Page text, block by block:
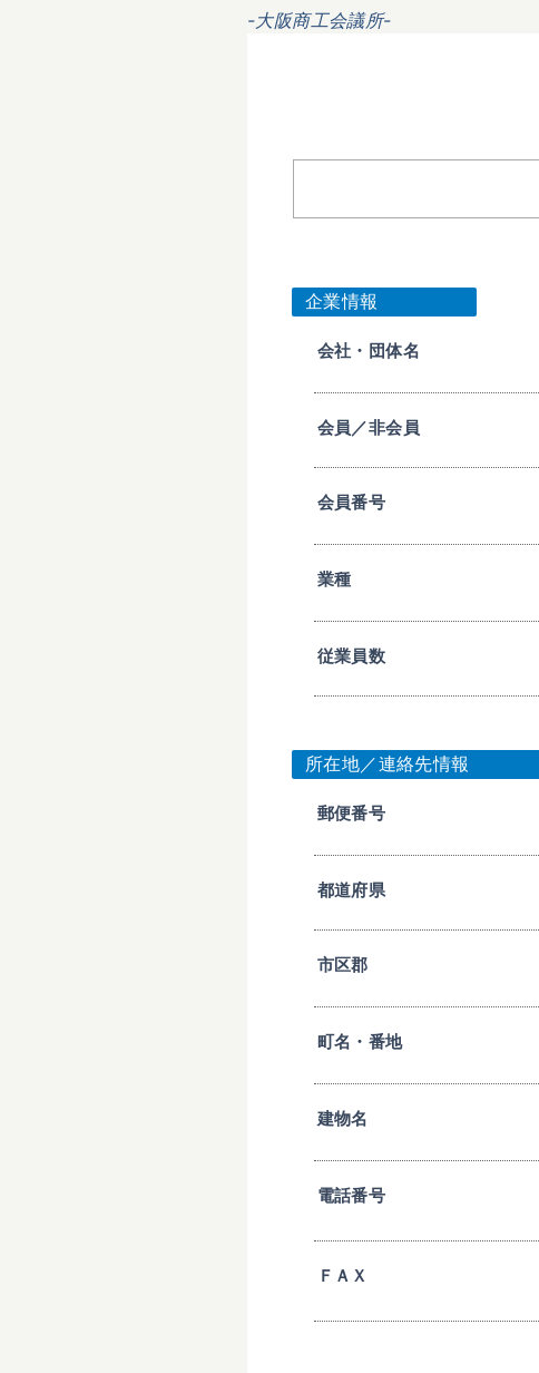
-大阪商工会議所-
企業情報
会社・団体名
会員／非会員
会員番号
業種
従業員数
所在地／連絡先情報
郵便番号
都道府県
市区郡
町名・番地
建物名
電話番号
ＦＡＸ